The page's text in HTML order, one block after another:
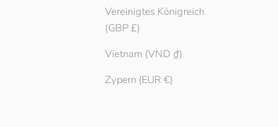
Vereinigtes Königreich
(GBP £)
Vietnam (VND ₫)
Zypern (EUR €)